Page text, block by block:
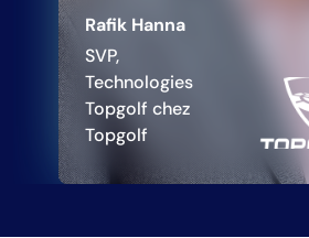
Rafik Hanna
SVP,
Technologies
Topgolf chez
Topgolf